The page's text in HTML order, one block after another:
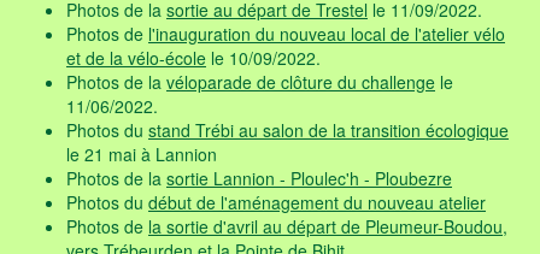
Photos de la sortie au départ de Trestel le 11/09/2022.
Photos de l'inauguration du nouveau local de l'atelier vélo
et de la vélo-école le 10/09/2022.
Photos de la véloparade de clôture du challenge le
11/06/2022.
Photos du stand Trébi au salon de la transition écologique
le 21 mai à Lannion
Photos de la sortie Lannion - Ploulec'h - Ploubezre
Photos du début de l'aménagement du nouveau atelier
Photos de la sortie d'avril au départ de Pleumeur-Boudou,